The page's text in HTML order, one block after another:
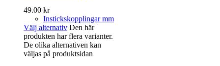
49.00 kr
Instickskopplingar mm
Välj alternativ Den här
produkten har flera varianter.
De olika alternativen kan
väljas på produktsidan